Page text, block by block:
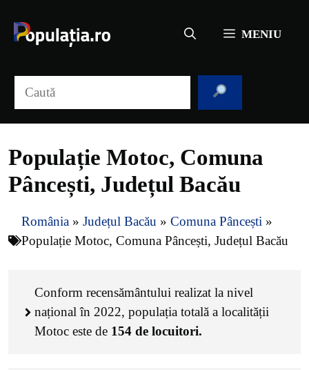
conținut
MENIU
Populație Motoc, Comuna
Pâncești, Județul Bacău
România » Județul Bacău » Comuna Pâncești »
Populație Motoc, Comuna Pâncești, Județul Bacău
Conform recensământului realizat la nivel
național în 2022, populația totală a localității
Motoc este de 154 de locuitori.